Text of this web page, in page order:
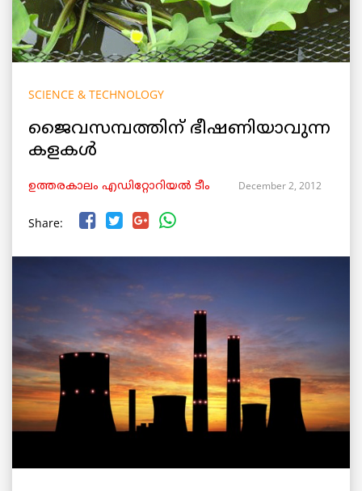
SCIENCE & TECHNOLOGY
ജൈവസമ്പത്തിന് ഭീഷണിയാവുന്ന
കളകള്‍
ഉത്തരകാലം എഡിറ്റോറിയല്‍ ടീം December 2, 2012
Share: